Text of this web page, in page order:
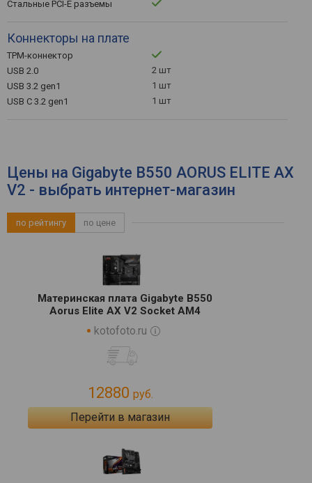
Стальные PCI-E разъемы
Коннекторы на плате
TPM-коннектор
USB 2.0
2 шт
USB 3.2 gen1
1 шт
USB C 3.2 gen1
1 шт
Цены на Gigabyte B550 AORUS ELITE AX
V2 - выбрать интернет-магазин
по рейтингу по цене
Материнская плата Gigabyte B550
Aorus Elite AX V2 Socket AM4
kotofoto.ru
12880 руб.
Перейти в магазин